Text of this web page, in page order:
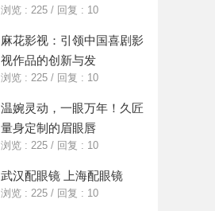
浏览 : 225 / 回复 : 10
麻花影视：引领中国喜剧影
视作品的创新与发
浏览 : 225 / 回复 : 10
温婉灵动，一眼万年！久匠
量身定制的眉眼唇
浏览 : 225 / 回复 : 10
武汉配眼镜 上海配眼镜
浏览 : 225 / 回复 : 10